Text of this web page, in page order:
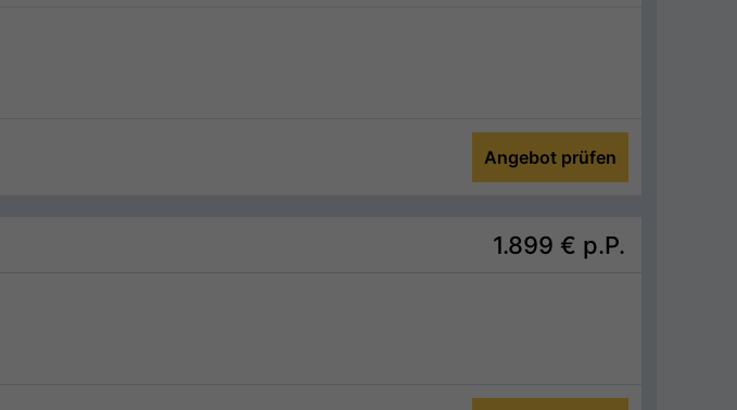
Angebot prüfen
1.899 € p.P.